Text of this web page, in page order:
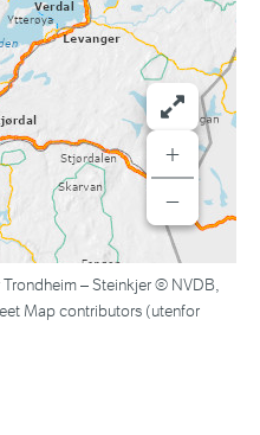
+
−
– Steinkjer © NVDB,
Map contributors (utenfor